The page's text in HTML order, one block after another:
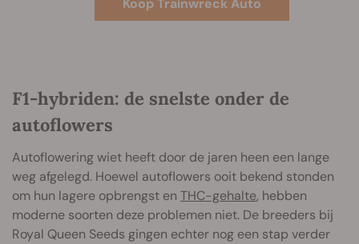
Koop Trainwreck Auto
F1-hybriden: de snelste onder de
autoflowers
Autoflowering wiet heeft door de jaren heen een lange
weg afgelegd. Hoewel autoflowers ooit bekend stonden
om hun lagere opbrengst en THC-gehalte, hebben
moderne soorten deze problemen niet. De breeders bij
Royal Queen Seeds gingen echter nog een stap verder